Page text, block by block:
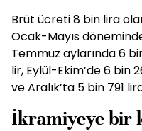
Brüt ücreti 8 bin lira
Ocak-Mayıs
Temmuz aylarında 6
lir, Eylül-Ekim’de 6 bin
ve Aralık’ta 5 bin 791
İkramiyeye bir